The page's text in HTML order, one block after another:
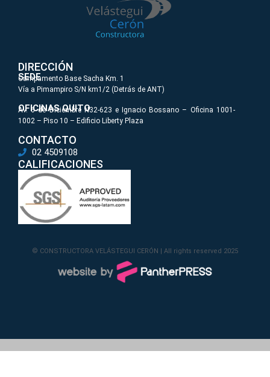
DIRECCIÓN
SEDE
Campamento Base Sacha Km. 1
Vía a Pimampiro S/N km1/2 (Detrás de ANT)
OFICINAS QUITO
Av. 6 de Diciembre N32-623 e Ignacio Bossano – Oficina 1001-
1002 – Piso 10 – Edificio Liberty Plaza
CONTACTO
02 4509108
CALIFICACIONES
© CONSTRUCTORA VELÁSTEGUI CERÓN | All rights reserved 2025